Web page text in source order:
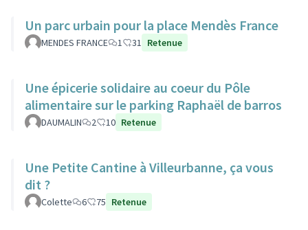
Un parc urbain pour la place Mendès France
MENDES FRANCE 1 31 Retenue
Une épicerie solidaire au coeur du Pôle
alimentaire sur le parking Raphaël de barros
DAUMALIN 2 10 Retenue
Une Petite Cantine à Villeurbanne, ça vous
dit ?
Colette 6 75 Retenue